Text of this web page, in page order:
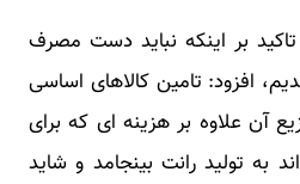
بر اینکه نباید دست مصرف
افزود: تامین کالاهای اساسی
آن علاوه بر هزینه ای که برای
به تولید رانت بینجامد و شاید